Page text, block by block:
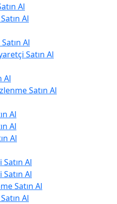
Al
Al
Al
Satın Al
Al
Satın Al
Al
Al
Al
Al
Al
Satın Al
Al